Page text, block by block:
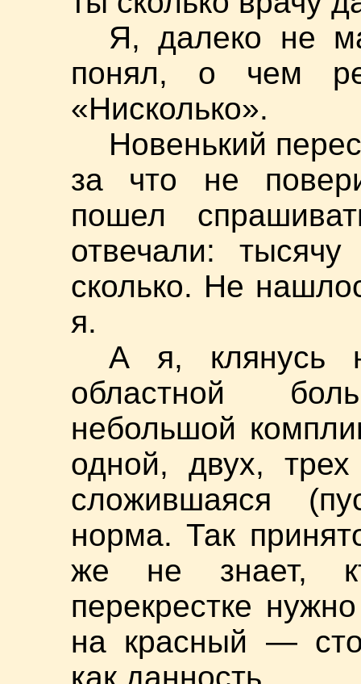
Я, далеко не
понял, о чем
«Нисколько».
Новенький
за что не
пошел
отвечали:
сколько. Не
я.
А я, клянусь
областной
небольшой
одной, двух,
сложившаяся
норма. Так
же не знает,
перекрестке
на красный —